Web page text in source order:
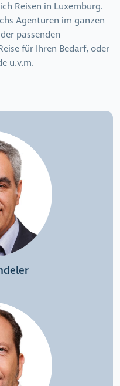
Reisen in Luxemburg.
Agenturen im ganzen
passenden
für Ihren Bedarf, oder
u.v.m.